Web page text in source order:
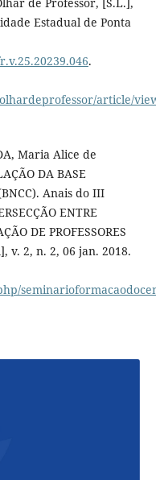
Estadual de Ponta
.
article/
Maria Alice de
DA BASE
Anais do III
ENTRE
DE PROFESSORES
v. 2, n. 2, 06 jan. 2018.